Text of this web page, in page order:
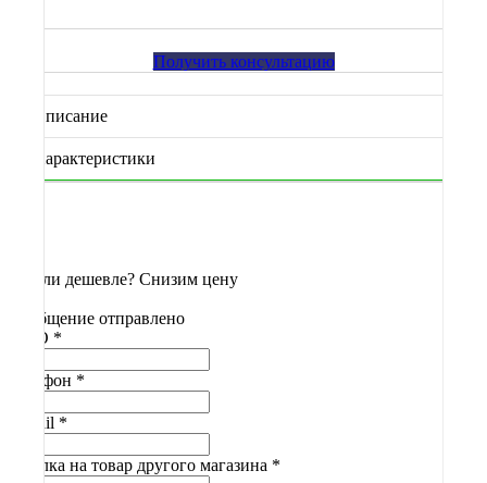
Получить консультацию
Описание
Характеристики
Нашли дешевле? Снизим цену
Сообщение отправлено
ФИО *
Телефон *
E-mail *
Ссылка на товар другого магазина *